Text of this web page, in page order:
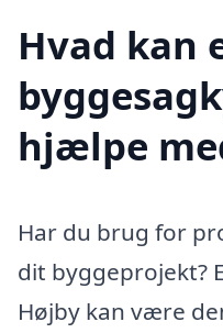
Hvad kan
hjælpe
Har du brug for
dit byggeprojekt?
Højby kan være